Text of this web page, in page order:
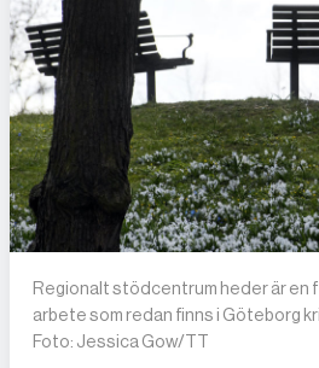
Regionalt stödcentrum heder är en
arbete som redan finns i Göteborg
Foto: Jessica Gow/TT